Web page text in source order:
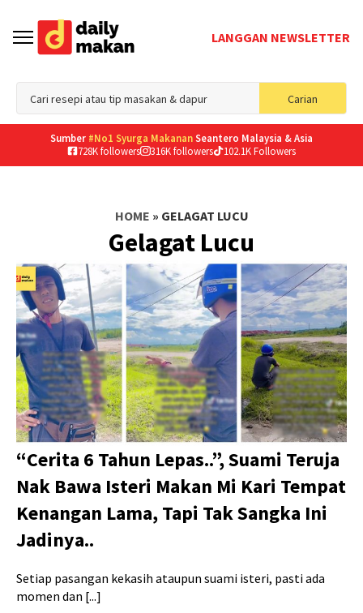
LANGGAN NEWSLETTER
Carian
for:
Sumber #No1 Syurga MakananSeantero Malaysia & Asia
728K followers
316K followers 102.1K Followers
HOME » GELAGAT LUCU
Gelagat Lucu
“Cerita 6 Tahun Lepas..”, Suami Teruja
Nak Bawa Isteri Makan Mi Kari Tempat
Kenangan Lama, Tapi Tak Sangka Ini
Jadinya..
Setiap pasangan kekasih ataupun suami isteri, pasti ada
momen dan [...]